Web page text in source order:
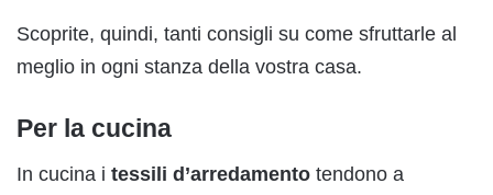
Scoprite, quindi, tanti consigli su come sfruttarle al
meglio in ogni stanza della vostra casa.
Per la cucina
In cucina i tessili d’arredamento tendono a